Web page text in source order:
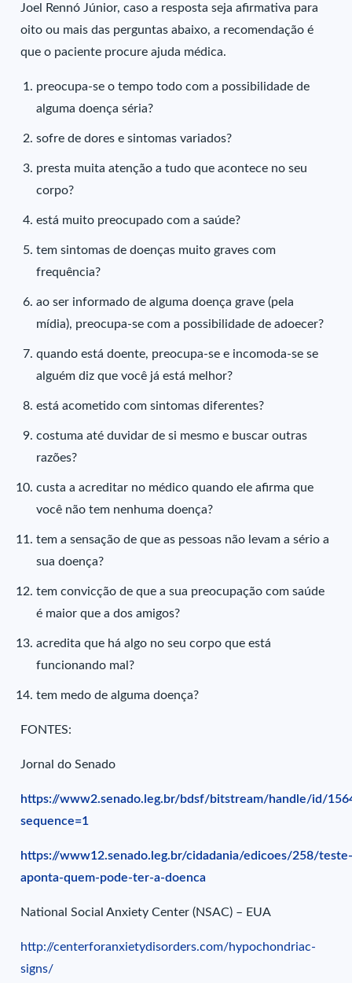
Joel Rennó Júnior, caso a resposta seja afirmativa para
oito ou mais das perguntas abaixo, a recomendação é
que o paciente procure ajuda médica.
preocupa-se o tempo todo com a possibilidade de
alguma doença séria?
sofre de dores e sintomas variados?
presta muita atenção a tudo que acontece no seu
corpo?
está muito preocupado com a saúde?
tem sintomas de doenças muito graves com
frequência?
ao ser informado de alguma doença grave (pela
mídia), preocupa-se com a possibilidade de adoecer?
quando está doente, preocupa-se e incomoda-se se
alguém diz que você já está melhor?
está acometido com sintomas diferentes?
costuma até duvidar de si mesmo e buscar outras
razões?
custa a acreditar no médico quando ele afirma que
você não tem nenhuma doença?
tem a sensação de que as pessoas não levam a sério a
sua doença?
tem convicção de que a sua preocupação com saúde
é maior que a dos amigos?
acredita que há algo no seu corpo que está
funcionando mal?
tem medo de alguma doença?
FONTES:
Jornal do Senado
https://www2.senado.leg.br/bdsf/bitstream/handle/id/
sequence=1
https://www12.senado.leg.br/cidadania/edicoes/258/
aponta-quem-pode-ter-a-doenca
National Social Anxiety Center (NSAC) – EUA
http://centerforanxietydisorders.com/hypochondriac-
signs/